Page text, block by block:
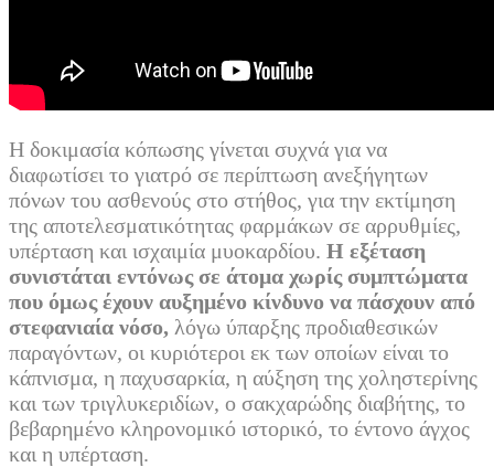
Η δοκιμασία κόπωσης γίνεται συχνά για να
διαφωτίσει το γιατρό σε περίπτωση ανεξήγητων
πόνων του ασθενούς στο στήθος, για την εκτίμηση
της αποτελεσματικότητας φαρμάκων σε αρρυθμίες,
υπέρταση και ισχαιμία μυοκαρδίου. Η εξέταση
συνιστάται εντόνως σε άτομα χωρίς συμπτώματα
που όμως έχουν αυξημένο κίνδυνο να πάσχουν από
στεφανιαία νόσο, λόγω ύπαρξης προδιαθεσικών
παραγόντων, οι κυριότεροι εκ των οποίων είναι το
κάπνισμα, η παχυσαρκία, η αύξηση της χοληστερίνης
και των τριγλυκεριδίων, ο σακχαρώδης διαβήτης, το
βεβαρημένο κληρονομικό ιστορικό, το έντονο άγχος
και η υπέρταση.